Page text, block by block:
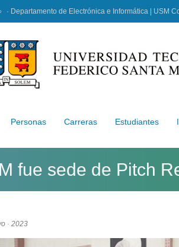
· Departamento de Electrónica e Informática | USM
Personas Carreras Estudiantes
fue sede de Pitch
· 2023